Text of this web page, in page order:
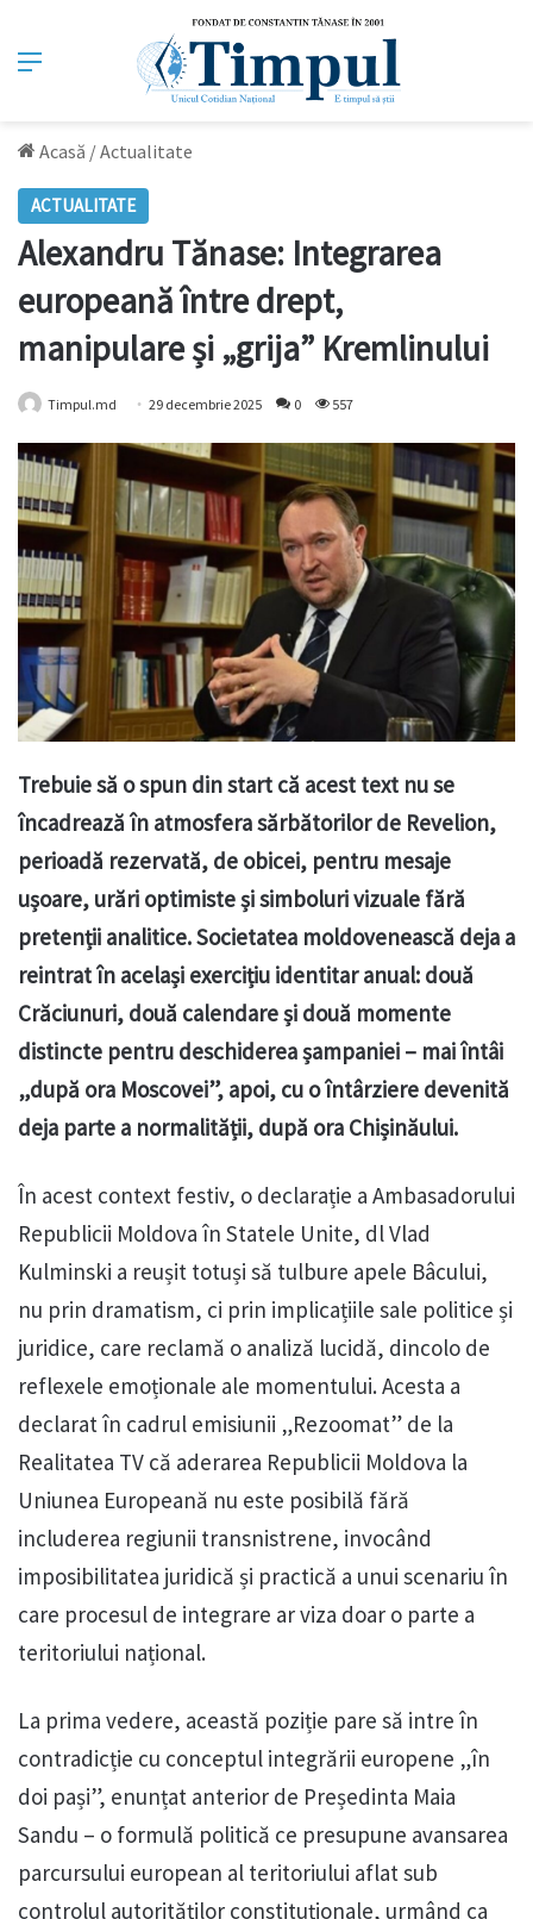
Meniu
Acasă /Actualitate
ACTUALITATE
Alexandru Tănase: Integrarea
europeană între drept,
manipulare și „grija” Kremlinului
Timpul.md 29 decembrie 2025 0 557
Trebuie să o spun din start că acest text nu se
încadrează în atmosfera sărbătorilor de Revelion,
perioadă rezervată, de obicei, pentru mesaje
ușoare, urări optimiste și simboluri vizuale fără
pretenții analitice. Societatea moldovenească deja a
reintrat în același exercițiu identitar anual: două
Crăciunuri, două calendare și două momente
distincte pentru deschiderea șampaniei – mai întâi
„după ora Moscovei”, apoi, cu o întârziere devenită
deja parte a normalității, după ora Chișinăului.
În acest context festiv, o declarație a Ambasadorului
Republicii Moldova în Statele Unite, dl Vlad
Kulminski a reușit totuși să tulbure apele Bâcului,
nu prin dramatism, ci prin implicațiile sale politice și
juridice, care reclamă o analiză lucidă, dincolo de
reflexele emoționale ale momentului. Acesta a
declarat în cadrul emisiunii „Rezoomat” de la
Realitatea TV că aderarea Republicii Moldova la
Uniunea Europeană nu este posibilă fără
includerea regiunii transnistrene, invocând
imposibilitatea juridică și practică a unui scenariu în
care procesul de integrare ar viza doar o parte a
teritoriului național.
La prima vedere, această poziție pare să intre în
contradicție cu conceptul integrării europene „în
doi pași”, enunțat anterior de Președinta Maia
Sandu – o formulă politică ce presupune avansarea
parcursului european al teritoriului aflat sub
controlul autorităților constituționale, urmând ca